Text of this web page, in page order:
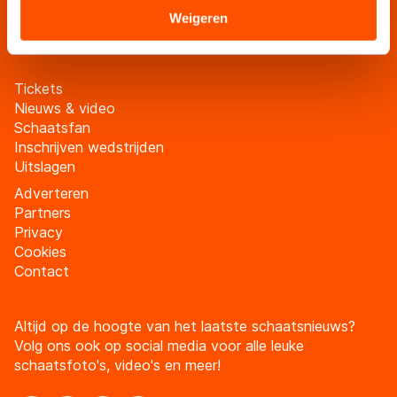
Sommige partners kunnen gegevens doorgeven aan
landen buiten de EU, zoals de VS, waar mogelijk geen
adequaat beschermingsniveau geldt volgens de GDPR.
overdracht. Meer informatie vindt u in ons
Weigeren
Tickets
Nieuws & video
Schaatsfan
Inschrijven wedstrijden
Uitslagen
Adverteren
Partners
Privacy
Cookies
Contact
Altijd op de hoogte van het laatste schaatsnieuws?
Volg ons ook op social media voor alle leuke
schaatsfoto's, video's en meer!